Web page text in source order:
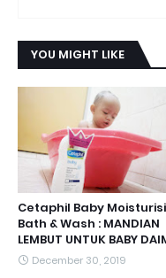
YOU MIGHT LIKE
Cetaphil Baby
Bath & Wash : MANDIAN
LEMBUT UNTUK BABY
December 30, 2019